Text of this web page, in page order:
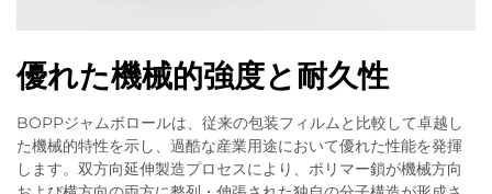
優れた機械的強度と耐久性
BOPPジャムボロールは、従来の包装フィルムと比較して卓越し
た機械的特性を示し、過酷な産業用途において優れた性能を発揮
します。双方向延伸製造プロセスにより、ポリマー鎖が機械方向